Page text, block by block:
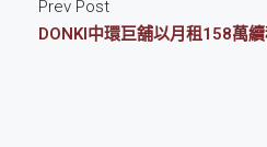
Prev Post
DONKI中環巨舖以月租158萬